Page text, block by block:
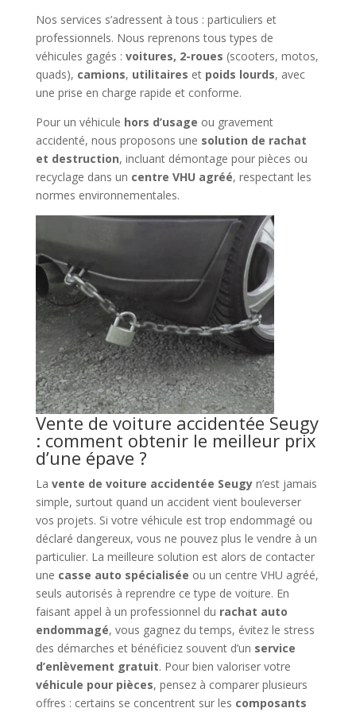
Nos services s’adressent à tous : particuliers et
professionnels. Nous reprenons tous types de
véhicules gagés : voitures, 2-roues (scooters, motos,
quads), camions, utilitaires et poids lourds, avec
une prise en charge rapide et conforme.
Pour un véhicule hors d’usage ou gravement
accidenté, nous proposons une solution de rachat
et destruction, incluant démontage pour pièces ou
recyclage dans un centre VHU agréé, respectant les
normes environnementales.
Vente de voiture accidentée Seugy
: comment obtenir le meilleur prix
d’une épave ?
La vente de voiture accidentée Seugyn’est jamais
simple, surtout quand un accident vient bouleverser
vos projets. Si votre véhicule est trop endommagé ou
déclaré dangereux, vous ne pouvez plus le vendre à un
particulier. La meilleure solution est alors de contacter
une casse auto spécialisée ou un centre VHU agréé,
seuls autorisés à reprendre ce type de voiture. En
faisant appel à un professionnel du rachat auto
endommagé, vous gagnez du temps, évitez le stress
des démarches et bénéficiez souvent d’un service
d’enlèvement gratuit. Pour bien valoriser votre
véhicule pour pièces, pensez à comparer plusieurs
offres : certains se concentrent sur les composants